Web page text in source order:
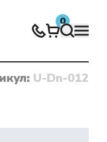
0
U-Dn-012